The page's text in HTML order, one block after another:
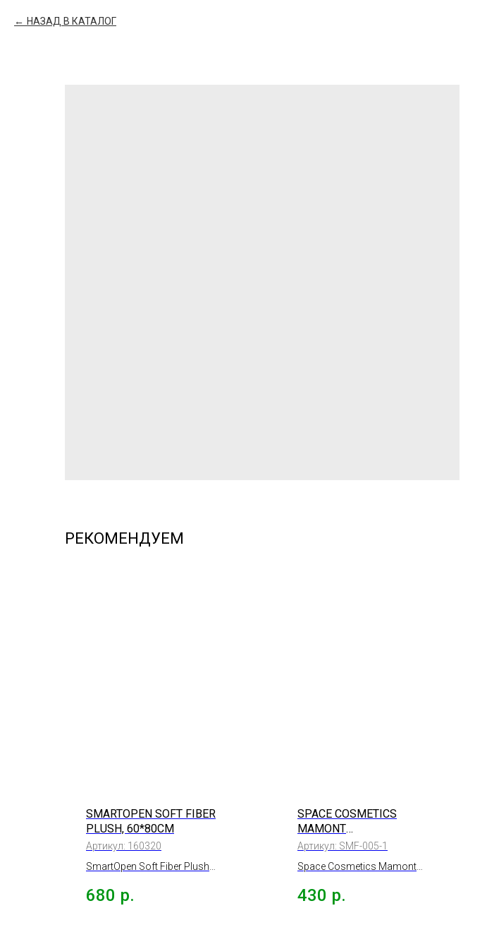
НАЗАД В КАТАЛОГ
РЕКОМЕНДУЕМ
SMARTOPEN SOFT FIBER
PLUSH, 60*80СМ
Артикул: 160320
SmartOpen Soft Fiber Plush
плюшевое 580г/м, 60*80см.
680 р.
SPACE COSMETICS
MAMONT
МИКРОФИБРОВОЕ
50*60СМ, 560 Г/М
Артикул: SMF-005-1
Space Cosmetics Mamont
для сушки, 50*60см, 560 г/м
430 р.